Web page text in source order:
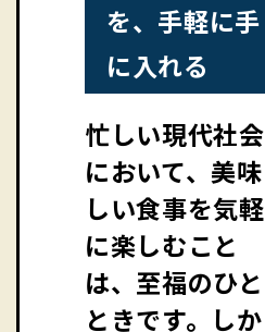
を、手軽に手
に入れる
忙しい現代社会
において、美味
しい食事を気軽
に楽しむこと
は、至福のひと
ときです。しか